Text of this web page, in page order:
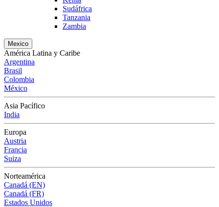
Sudáfrica
Tanzania
Zambia
Mexico
América Latina y Caribe
Argentina
Brasil
Colombia
México
Asia Pacífico
India
Europa
Austria
Francia
Suiza
Norteamérica
Canadá (EN)
Canadá (FR)
Estados Unidos